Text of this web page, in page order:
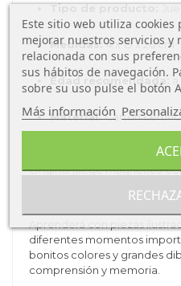
Tipo de producto:
Medidas:4 x 19 x 26 cm
Edad recomendada:
Material:Cartón
Ventajas
Original juego magnético
imaginación de los más
diferentes momentos
bonitos colores y grandes
comprensión y memoria.
Este sitio web utiliza
mejorar nuestros servicios
relacionada con sus
sus hábitos de navegación.
sobre su uso pulse el botón
Más información